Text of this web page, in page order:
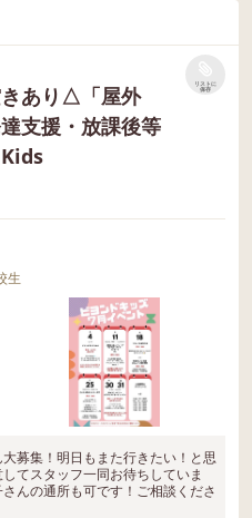
あり△「屋外
支援・放課後等
リストに
保存
生
募集！明日もまた行きたい！と思
てスタッフ一同お待ちしていま
んの通所も可です！ご相談くださ